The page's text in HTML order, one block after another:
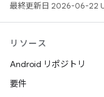
最終更新日 2026-06-22
リソース
Android リポジトリ
要件